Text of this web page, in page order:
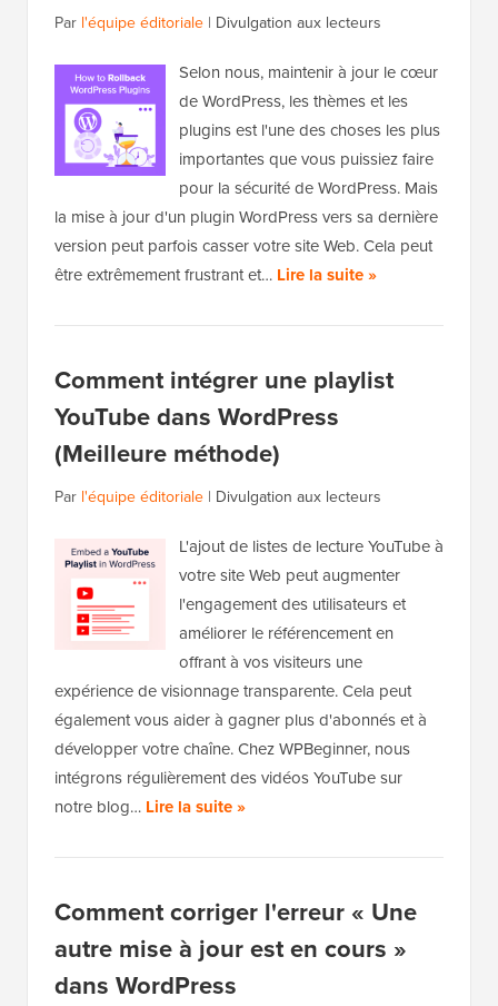
Par l'équipe éditoriale | Divulgation aux lecteurs
Selon nous, maintenir à jour le cœur
de WordPress, les thèmes et les
plugins est l'une des choses les plus
importantes que vous puissiez faire
pour la sécurité de WordPress. Mais
la mise à jour d'un plugin WordPress vers sa dernière
version peut parfois casser votre site Web. Cela peut
être extrêmement frustrant et… Lire la suite »
Comment intégrer une playlist
YouTube dans WordPress
(Meilleure méthode)
Par l'équipe éditoriale | Divulgation aux lecteurs
L'ajout de listes de lecture YouTube à
votre site Web peut augmenter
l'engagement des utilisateurs et
améliorer le référencement en
offrant à vos visiteurs une
expérience de visionnage transparente. Cela peut
également vous aider à gagner plus d'abonnés et à
développer votre chaîne. Chez WPBeginner, nous
intégrons régulièrement des vidéos YouTube sur
notre blog… Lire la suite »
Comment corriger l'erreur « Une
autre mise à jour est en cours »
dans WordPress